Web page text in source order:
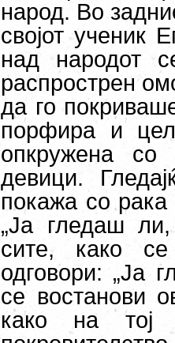
народ. Во
својот ученик
над народот
распрострен
да го
порфира и
опкружена со
девици.
покажа со
„Ја гледаш
сите, како
одговори: „Ја
се востанови
како на тој